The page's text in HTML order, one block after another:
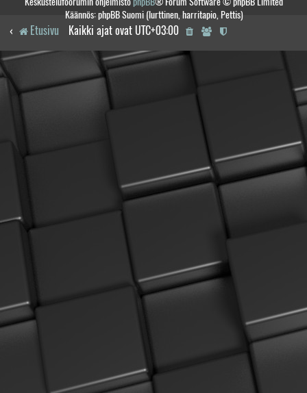
Käännös: phpBB Suomi (lurttinen, harritapio, Pettis)
Etusivu Kaikki ajat ovat UTC+03:00